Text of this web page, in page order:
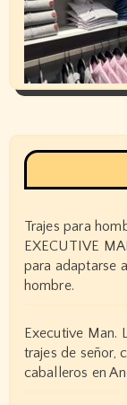
Trajes para
EXECUTIVE
para adaptarse
hombre.
Executive Man.
trajes de señor,
caballeros en